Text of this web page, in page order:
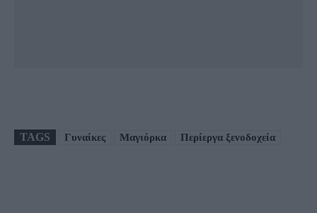
TAGS Γυναίκες Μαγιόρκα Περίεργα ξενοδοχεία